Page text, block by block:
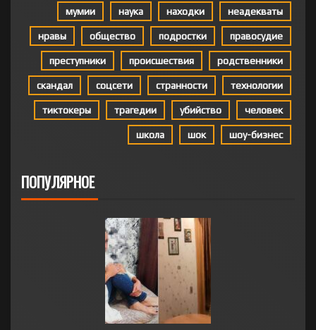
мумии наука находки неадекваты
нравы общество подростки правосудие
преступники происшествия родственники
скандал соцсети странности технологии
тиктокеры трагедии убийство человек
школа шок шоу-бизнес
ПОПУЛЯРНОЕ